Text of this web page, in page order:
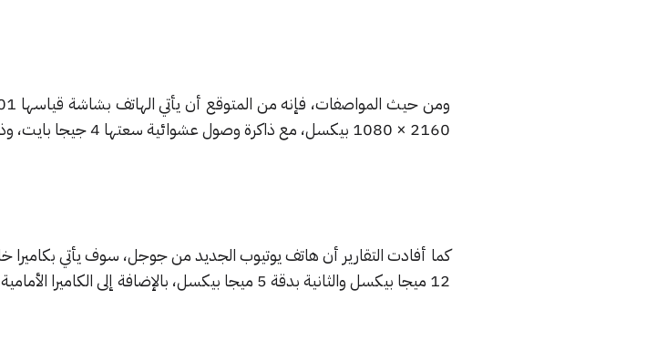
2160 × 1080 بيكسل، مع ذاكرة وصول عشوائية سعتها 4 جيجا بايت، وذاكرة داخلية 32 جيجا بايت.
كما أفادت التقارير أن هاتف يوتيوب الجديد من جوجل، سوف يأتي
12 ميجا بيكسل والثانية بدقة 5 ميجا بيكسل، بالإضافة إلى الكاميرا الأمامية بدقة 8 ميجا بيكسل.